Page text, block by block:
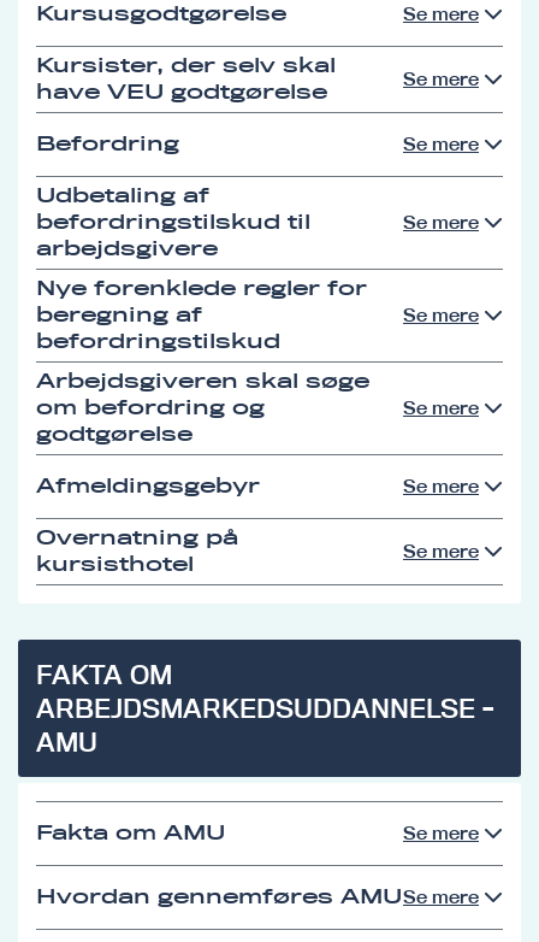
Kursusgodtgørelse Se mere
Kursister, der selv skal
have VEU godtgørelse
Se mere
Befordring Se mere
Udbetaling af
befordringstilskud til
arbejdsgivere
Se mere
Nye forenklede regler for
beregning af
befordringstilskud
Se mere
Arbejdsgiveren skal søge
om befordring og
godtgørelse
Se mere
Afmeldingsgebyr Se mere
Overnatning på
kursisthotel
Se mere
FAKTA OM
ARBEJDSMARKEDSUDDANNELSE -
AMU
Fakta om AMU Se mere
Hvordan gennemføres AMUSe mere